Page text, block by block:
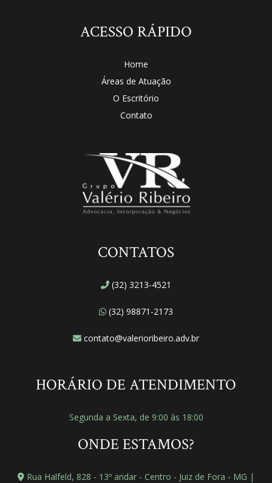
ACESSO RÁPIDO
Home
Áreas de Atuação
O Escritório
Contato
CONTATOS
(32) 3213-4521
(32) 98871-2173
contato@valerioribeiro.adv.br
HORÁRIO DE ATENDIMENTO
Segunda a Sexta, de 9:00 às 18:00
ONDE ESTAMOS?
Rua Halfeld, 828 - 13º andar - Centro - Juiz de Fora - MG |